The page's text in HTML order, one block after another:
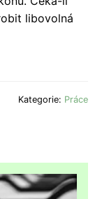
libovolná
Kategorie: Práce